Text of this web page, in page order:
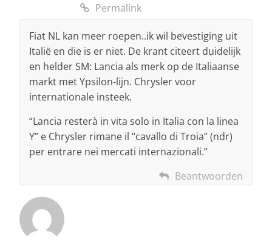
Permalink
Fiat NL kan meer roepen..ik wil bevestiging uit
Italië en die is er niet. De krant citeert duidelijk
en helder SM: Lancia als merk op de Italiaanse
markt met Ypsilon-lijn. Chrysler voor
internationale insteek.
“Lancia resterà in vita solo in Italia con la linea
Y” e Chrysler rimane il “cavallo di Troia” (ndr)
per entrare nei mercati internazionali.”
Beantwoorden